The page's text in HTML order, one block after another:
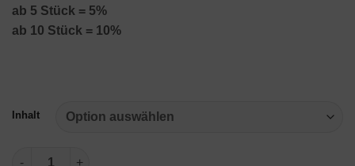
ab 5 Stück = 5%
ab 10 Stück = 10%
Inhalt
Elma Luxury Clean RED Menge